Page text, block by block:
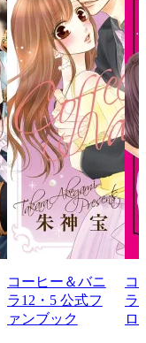
コーヒー＆バニ
ラ12・5 公式フ
ァンブック
コ
ラ
ロ